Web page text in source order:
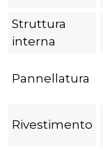
Struttura
interna
Pannellatura
Rivestimento